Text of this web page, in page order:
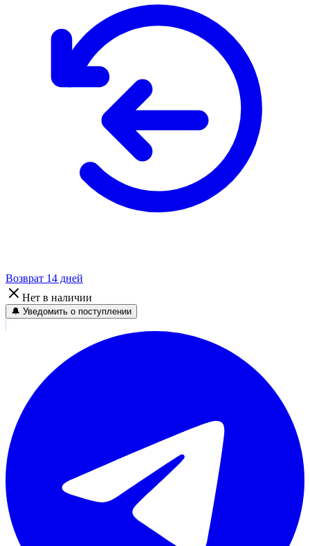
Возврат 14 дней
Нет в наличии
🔔 Уведомить о поступлении